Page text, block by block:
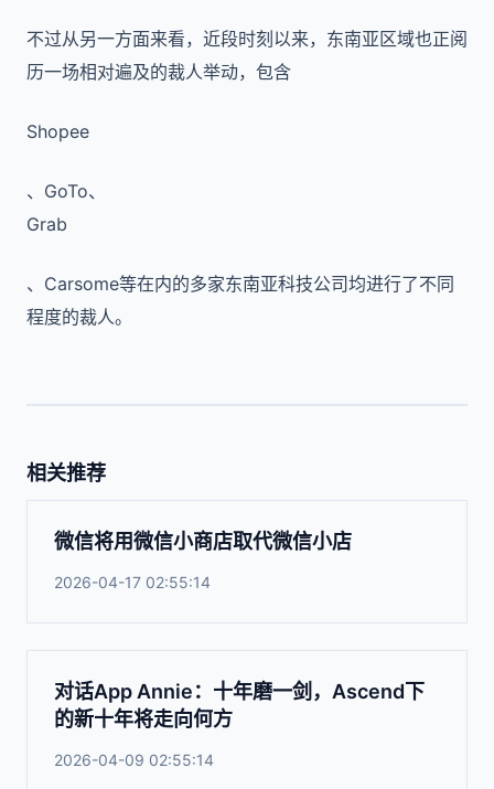
不过从另一方面来看，近段时刻以来，东南亚区域也正阅
历一场相对遍及的裁人举动，包含
Shopee
、 GoTo、
Grab
、 Carsome等在内的多家东南亚科技公司均进行了不同
程度的裁人。
相关推荐
微信将用微信小商店取代微信小店
2026-04-17 02:55:14
对话App Annie：十年磨一剑，Ascend下
的新十年将走向何方
2026-04-09 02:55:14